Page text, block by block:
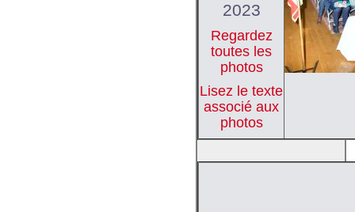
2023
Regardez
toutes les
photos
Lisez le texte
associé aux
photos